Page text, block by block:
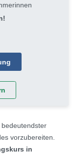
vorzubereiten.
in